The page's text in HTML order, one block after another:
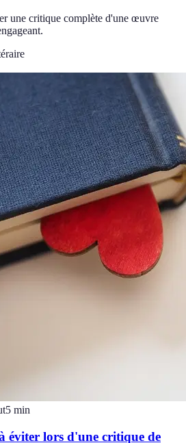
une critique complète d'une œuvre
5 min
éviter lors d'une critique de